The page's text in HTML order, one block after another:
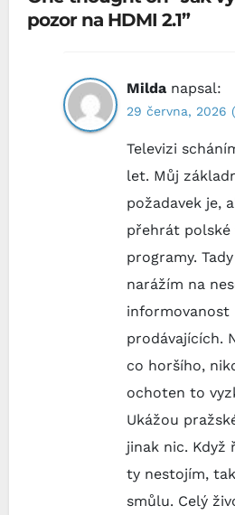
pozor na HDMI 2.1”
Milda napsal:
29 června, 2026
Televizi
let. Můj
požadavek je,
přehrát polské
programy.
narážím na
informovanost
prodávajících.
co horšího,
ochoten to
Ukážou
jinak nic. Když
ty nestojím,
smůlu. Celý